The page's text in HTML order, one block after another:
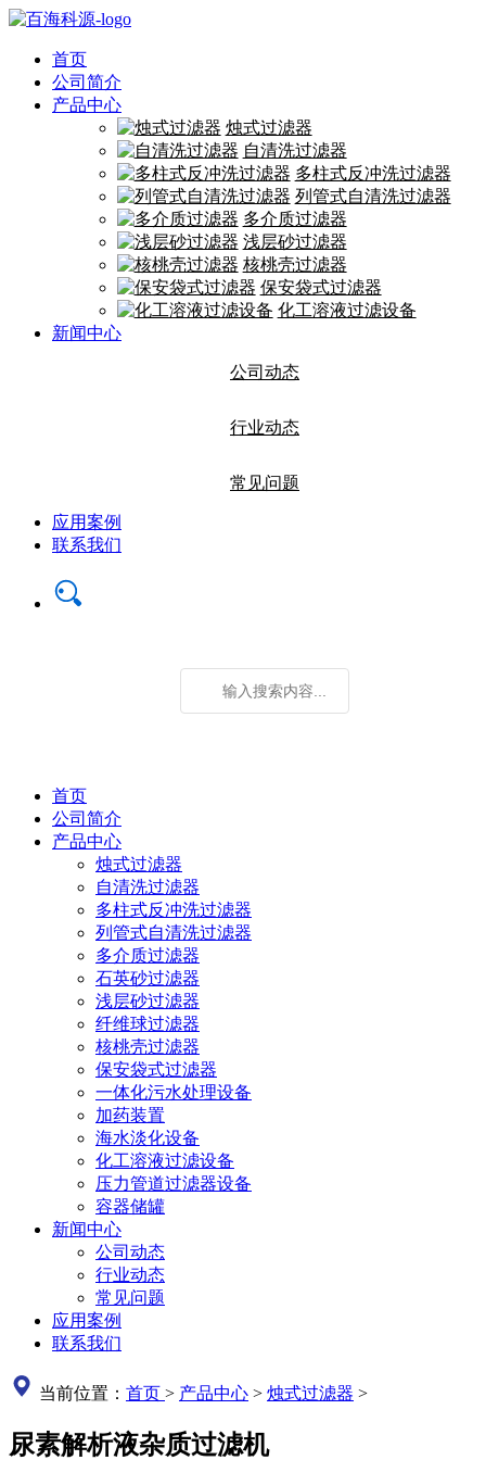
首页
公司简介
产品中心
烛式过滤器
自清洗过滤器
多柱式反冲洗过滤器
列管式自清洗过滤器
多介质过滤器
浅层砂过滤器
核桃壳过滤器
保安袋式过滤器
化工溶液过滤设备
新闻中心
公司动态
行业动态
常见问题
应用案例
联系我们
首页
公司简介
产品中心
烛式过滤器
自清洗过滤器
多柱式反冲洗过滤器
列管式自清洗过滤器
多介质过滤器
石英砂过滤器
浅层砂过滤器
纤维球过滤器
核桃壳过滤器
保安袋式过滤器
一体化污水处理设备
加药装置
海水淡化设备
化工溶液过滤设备
压力管道过滤器设备
容器储罐
新闻中心
公司动态
行业动态
常见问题
应用案例
联系我们
当前位置： 首页 > 产品中心 > 烛式过滤器 >
尿素解析液杂质过滤机